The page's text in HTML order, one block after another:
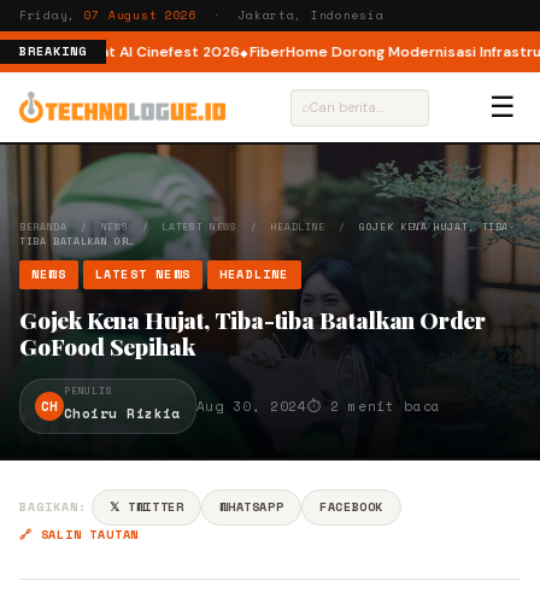
Friday, 07 August 2026 · Jakarta, Indonesia
BREAKING
AI lewat AI Cinefest 2026 FiberHome Dorong Modernisasi
⌕ ☰
BERANDA/NEWS / LATEST NEWS / HEADLINE /GOJEK KENA HUJAT, TIBA-
TIBA BATALKAN OR…
NEWS LATEST NEWS HEADLINE
Gojek Kena Hujat, Tiba-tiba Batalkan Order
GoFood Sepihak
CH
PENULIS
Choiru Rizkia Aug 30, 2024⏱ 2 menit baca
BAGIKAN: 𝕏 TWITTER WHATSAPP
FACEBOOK
🔗 SALIN TAUTAN